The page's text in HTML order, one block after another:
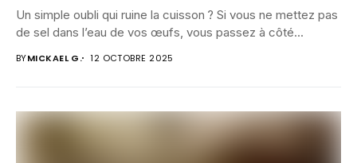
Un simple oubli qui ruine la cuisson ? Si vous ne mettez pas
de sel dans l’eau de vos œufs, vous passez à côté...
BYMICKAEL G. 12 OCTOBRE 2025